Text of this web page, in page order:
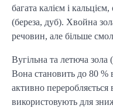
багата калієм і
(береза, дуб). Хвойна
речовин, але більше
Вугільна та летюча
Вона становить до 80 %
активно переробляється
використовують для